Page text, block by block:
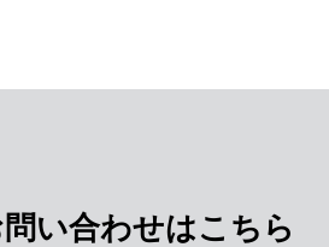
い合わせはこちら